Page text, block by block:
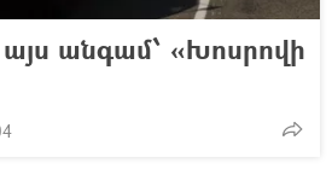
անգամ՝ «Խոսրովի